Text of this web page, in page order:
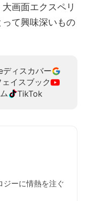
画面エクスペリ
て興味深いもの
ィスカバー
イスブック
TikTok
ジーに情熱を注ぐ